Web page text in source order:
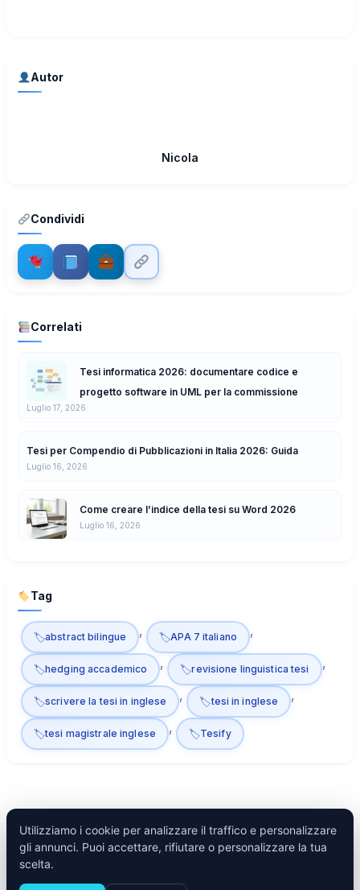
Autor
Nicola
Condividi
Correlati
Tesi informatica 2026: documentare codice e
progetto software in UML per la commissione
Luglio 17, 2026
Tesi per Compendio di Pubblicazioni in Italia 2026: Guida
Luglio 16, 2026
Come creare l’indice della tesi su Word 2026
Luglio 16, 2026
Tag
abstract bilingue , APA 7 italiano ,
hedging accademico , revisione linguistica tesi ,
scrivere la tesi in inglese , tesi in inglese ,
tesi magistrale inglese , Tesify
Utilizziamo i cookie per analizzare il traffico e personalizzare
gli annunci. Puoi accettare, rifiutare o personalizzare la tua
scelta.